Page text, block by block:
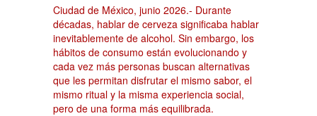
Ciudad de México, junio 2026.- Durante
décadas, hablar de cerveza significaba hablar
inevitablemente de alcohol. Sin embargo, los
hábitos de consumo están evolucionando y
cada vez más personas buscan alternativas
que les permitan disfrutar el mismo sabor, el
mismo ritual y la misma experiencia social,
pero de una forma más equilibrada.